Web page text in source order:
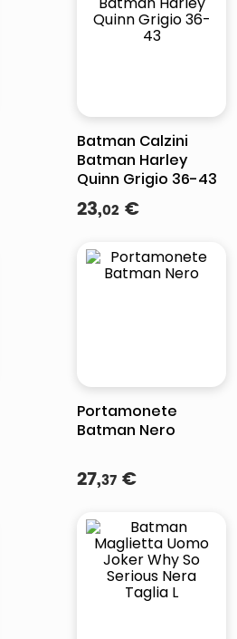
italia independent occhiali sole 0703 thin rotondo sun
Batman Calzini
Batman Harley
Quinn Grigio 36-43
23,02 €
Portamonete
Batman Nero
27,37 €